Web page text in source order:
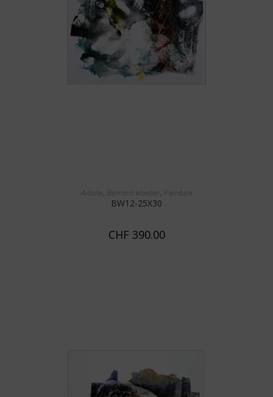
AJOUTER AU PANIER
Artiste, Bernard Waeber , Peinture
BW12-25X30
CHF 390.00